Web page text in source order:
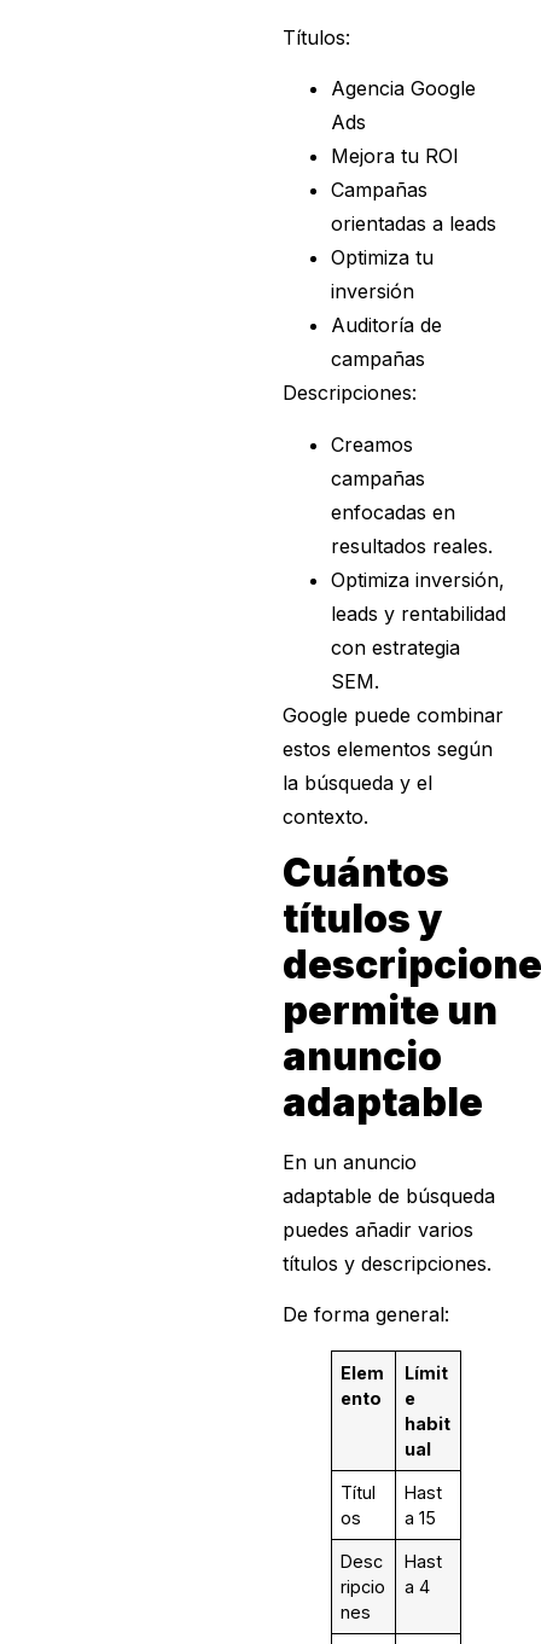
Títulos:
Agencia Google
Ads
Mejora tu ROI
Campañas
orientadas a leads
Optimiza tu
inversión
Auditoría de
campañas
Descripciones:
Creamos
campañas
enfocadas en
resultados reales.
Optimiza inversión,
leads y rentabilidad
con estrategia
SEM.
Google puede combinar
estos elementos según
la búsqueda y el
contexto.
Cuántos
títulos y
permite un
anuncio
adaptable
En un anuncio
adaptable de búsqueda
puedes añadir varios
títulos y descripciones.
De forma general:
Elem
ento
Límit
e
habit
ual
Títul
os
Hast
a 15
Desc
ripcio
nes
Hast
a 4